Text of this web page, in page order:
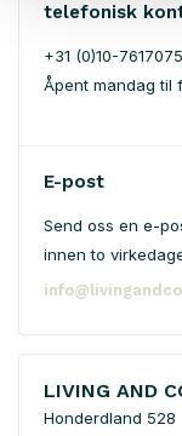
telefonisk
+31 (0)10-7617075
Åpent mandag til
E-post
Send oss ​​en e-
innen to
LIVING AND
Honderdland 528